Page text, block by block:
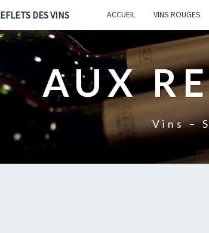
DES VINS ACCUEIL VINS ROUGES
AUX
Vins –